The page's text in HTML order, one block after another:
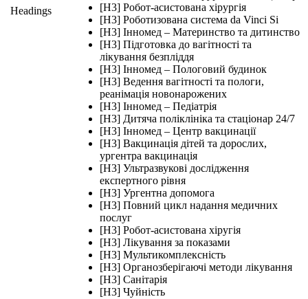
Headings
[H3] Робот-асистована хірургія
[H3] Роботизована система da Vinci Si
[H3] Інномед – Материнство та дитинство
[H3] Підготовка до вагітності та
лікування безпліддя
[H3] Інномед – Пологовий будинок
[H3] Ведення вагітності та пологи,
реанімація новонарожених
[H3] Інномед – Педіатрія
[H3] Дитяча поліклініка та стаціонар 24/7
[H3] Інномед – Центр вакцинації
[H3] Вакцинація дітей та дорослих,
ургентра вакцинація
[H3] Ультразвукові дослідження
експертного рівня
[H3] Ургентна допомога
[H3] Повний цикл надання медичних
послуг
[H3] Робот-асистована хіругія
[H3] Лікування за показами
[H3] Мультикомплексність
[H3] Органозберігаючі методи лікування
[H3] Санітарія
[H3] Чуйність